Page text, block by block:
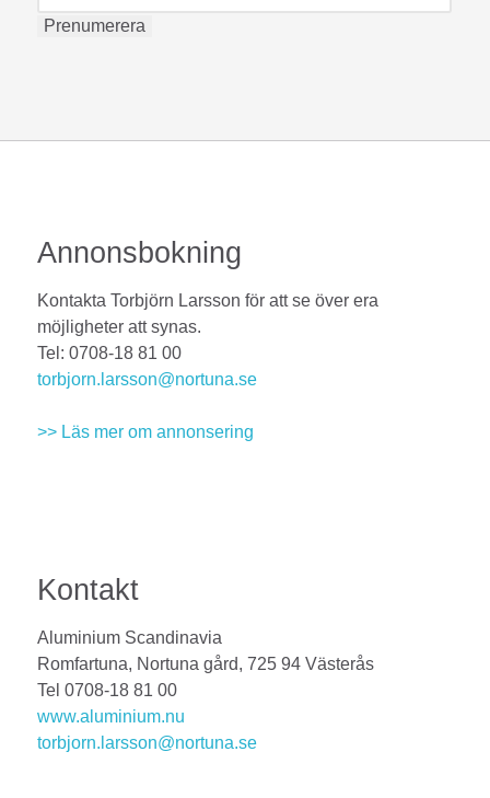
Annonsbokning
Kontakta Torbjörn Larsson för att se över era
möjligheter att synas.
Tel: 0708-18 81 00
torbjorn.larsson@nortuna.se
>> Läs mer om annonsering
Kontakt
Aluminium Scandinavia
Romfartuna, Nortuna gård, 725 94 Västerås
Tel 0708-18 81 00
www.aluminium.nu
torbjorn.larsson@nortuna.se